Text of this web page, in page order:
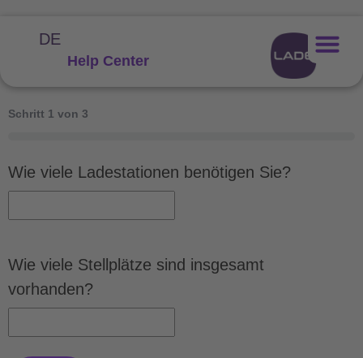
DE
Help Center
Schritt 1 von 3
Wie viele Ladestationen benötigen Sie?
Wie viele Stellplätze sind insgesamt
vorhanden?